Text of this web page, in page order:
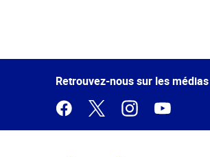
de la
Retrouvez-nous sur les